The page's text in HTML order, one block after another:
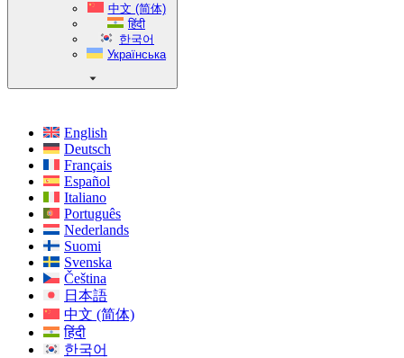
中文 (简体)
हिंदी
한국어
Українська
English
Deutsch
Français
Español
Italiano
Português
Nederlands
Suomi
Svenska
Čeština
日本語
中文 (简体)
हिंदी
한국어